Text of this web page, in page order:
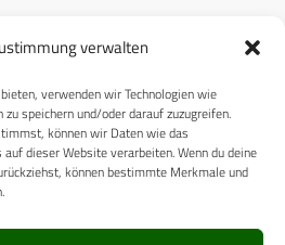
verwalten
verwenden wir Technologien wie
speichern und/oder darauf zuzugreifen.
können wir Daten wie das
dieser Website verarbeiten. Wenn du deine
können bestimmte Merkmale und